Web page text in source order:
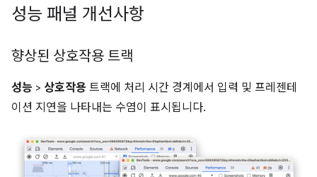
성능 패널 개선사항
향상된 상호작용 트랙
성능 > 상호작용 트랙에 처리 시간 경계에서 입력 및 프레젠테
이션 지연을 나타내는 수염이 표시됩니다.